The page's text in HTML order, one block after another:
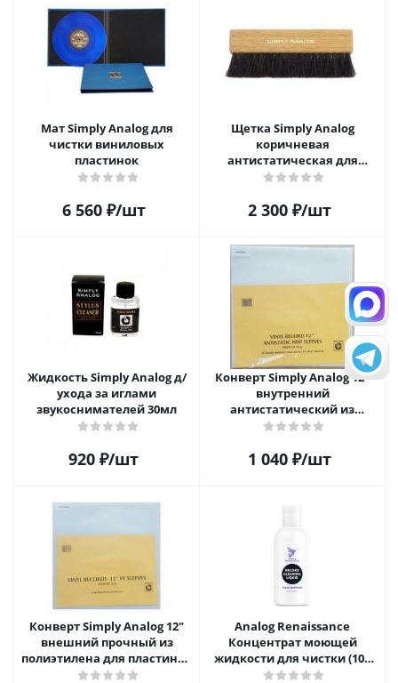
Мат Simply Analog для
чистки виниловых
пластинок
6 560₽/шт
Щетка Simply Analog
коричневая
антистатическая для
чистки виниловых
2 300₽/шт
Жидкость Simply Analog д/
ухода за иглами
звукоснимателей 30мл
920 ₽/шт
Конверт Simply Analog 12"
внутренний
антистатический из
полиэтилена для пластинок
1 040₽/шт
Конверт Simply Analog 12"
внешний прочный из
полиэтилена для пластинок
(25шт)
Analog Renaissance
Концентрат моющей
жидкости для чистки (100
мл)